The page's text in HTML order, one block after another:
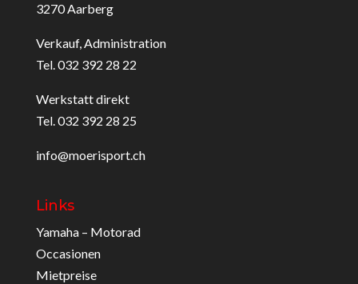
3270 Aarberg
Verkauf, Administration
Tel. 032 392 28 22
Werkstatt direkt
Tel. 032 392 28 25
info@moerisport.ch
Links
Yamaha – Motorad
Occasionen
Mietpreise